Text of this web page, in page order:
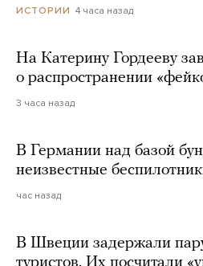
ИСТОРИИ 4 часа назад
На Катерину Гордееву
о распространении
3 часа назад
В Германии над базой
неизвестные
час назад
В Швеции задержали